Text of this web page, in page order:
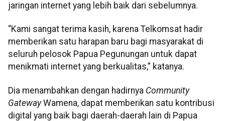
jaringan internet yang lebih baik dari sebelumnya.
“Kami sangat terima kasih, karena Telkomsat hadir
memberikan satu harapan baru bagi masyarakat di
seluruh pelosok Papua Pegunungan untuk dapat
menikmati internet yang berkualitas,” katanya.
Dia menambahkan dengan hadirnya Community
GatewayWamena, dapat memberikan satu kontribusi
digital yang baik bagi daerah-daerah lain di Papua